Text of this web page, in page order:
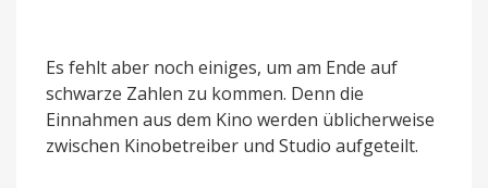
Es fehlt aber noch einiges, um am Ende auf
schwarze Zahlen zu kommen. Denn die
Einnahmen aus dem Kino werden üblicherweise
zwischen Kinobetreiber und Studio aufgeteilt.